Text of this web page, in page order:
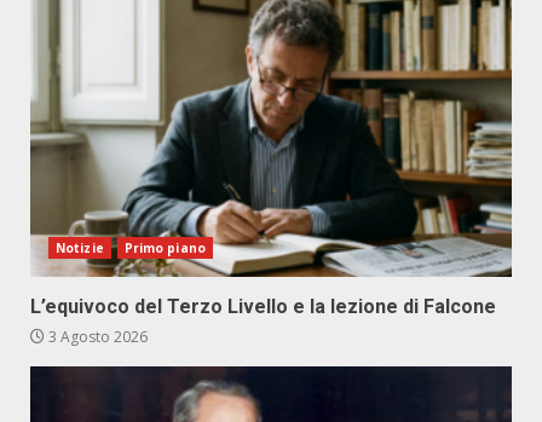
Notizie Primo piano
L’equivoco del Terzo Livello e la lezione di Falcone
3 Agosto 2026